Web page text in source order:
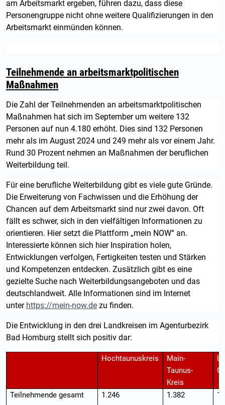
am Arbeitsmarkt ergeben, führen dazu, dass diese
Personengruppe nicht ohne weitere Qualifizierungen in den
Arbeitsmarkt einmünden können.
Teilnehmende an arbeitsmarktpolitischen
Maßnahmen
Die Zahl der Teilnehmenden an arbeitsmarktpolitischen
Maßnahmen hat sich im September um weitere 132
Personen auf nun 4.180 erhöht. Dies sind 132 Personen
mehr als im August 2024 und 249 mehr als vor einem Jahr.
Rund 30 Prozent nehmen an Maßnahmen der beruflichen
Weiterbildung teil.
Für eine berufliche Weiterbildung gibt es viele gute Gründe.
Die Erweiterung von Fachwissen und die Erhöhung der
Chancen auf dem Arbeitsmarkt sind nur zwei davon. Oft
fällt es schwer, sich in den vielfältigen Informationen zu
orientieren. Hier setzt die Plattform „mein NOW“ an.
Interessierte können sich hier Inspiration holen,
Entwicklungen verfolgen, Fertigkeiten testen und Stärken
und Kompetenzen entdecken. Zusätzlich gibt es eine
gezielte Suche nach Weiterbildungsangeboten und das
deutschlandweit. Alle Informationen sind im Internet
unter https://mein-now.de zu finden.
Die Entwicklung in den drei Landkreisen im Agenturbezirk
Bad Homburg stellt sich positiv dar:
Hochtaunuskreis
Main-
Taunus-
Kreis
Teilnehmende gesamt 1.246 1.382